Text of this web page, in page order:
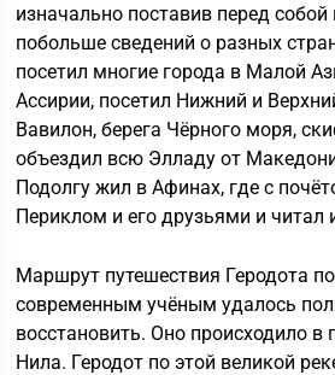
изначально поставив перед собой
побольше сведений о разных
посетил многие города в Малой
Ассирии, посетил Нижний и
Вавилон, берега Чёрного моря,
объездил всю Элладу от
Подолгу жил в Афинах, где с
Периклом и его друзьями и читал
Маршрут путешествия Геродота
современным учёным удалось
восстановить. Оно происходило в
Нила. Геродот по этой великой